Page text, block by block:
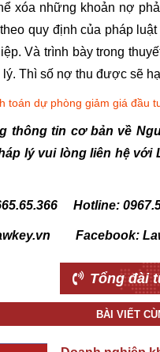
xóa những khoản nợ
quy định của pháp
Và trình bày trong
Thì số nợ thu được sẽ
toán dự phòng giảm giá đầu
thông tin cơ bản về
lý vui lòng liên hệ với
Hotline:
Facebook:
Tổng đài
BÀI VIẾT